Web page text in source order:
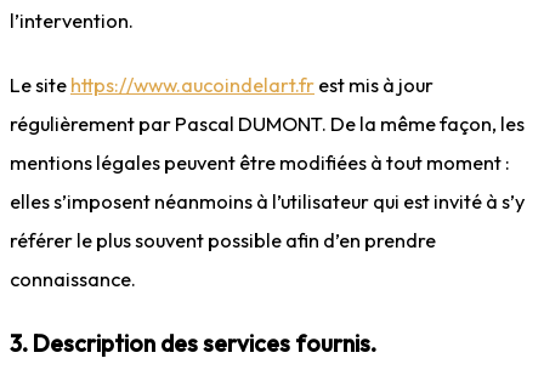
l’intervention.
Le site https://www.aucoindelart.fr est mis à jour
régulièrement par Pascal DUMONT. De la même façon, les
mentions légales peuvent être modifiées à tout moment :
elles s’imposent néanmoins à l’utilisateur qui est invité à s’y
référer le plus souvent possible afin d’en prendre
connaissance.
3. Description des services fournis.